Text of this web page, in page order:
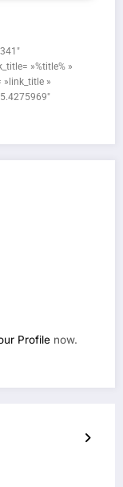
»%title% »
»link_title »
Profile now.